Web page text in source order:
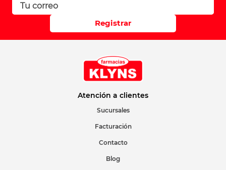
Califique el producto de 1 a 5 estrellas
Correo electrónico
Registrar
Atención a clientes
Sucursales
Facturación
Contacto
Blog